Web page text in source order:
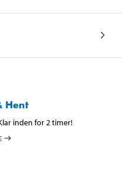
Hent
inden for 2 timer!